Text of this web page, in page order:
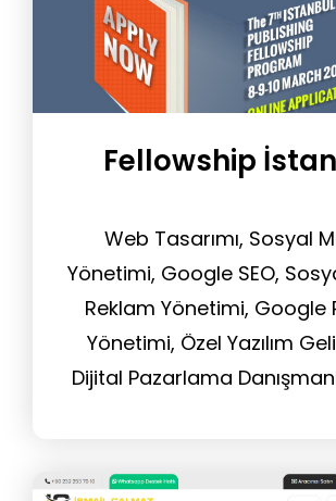
Fellowship
Web Tasarımı, Sosyal
Yönetimi, Google SEO,
Reklam Yönetimi, Google
Yönetimi, Özel Yazılım
Dijital Pazarlama